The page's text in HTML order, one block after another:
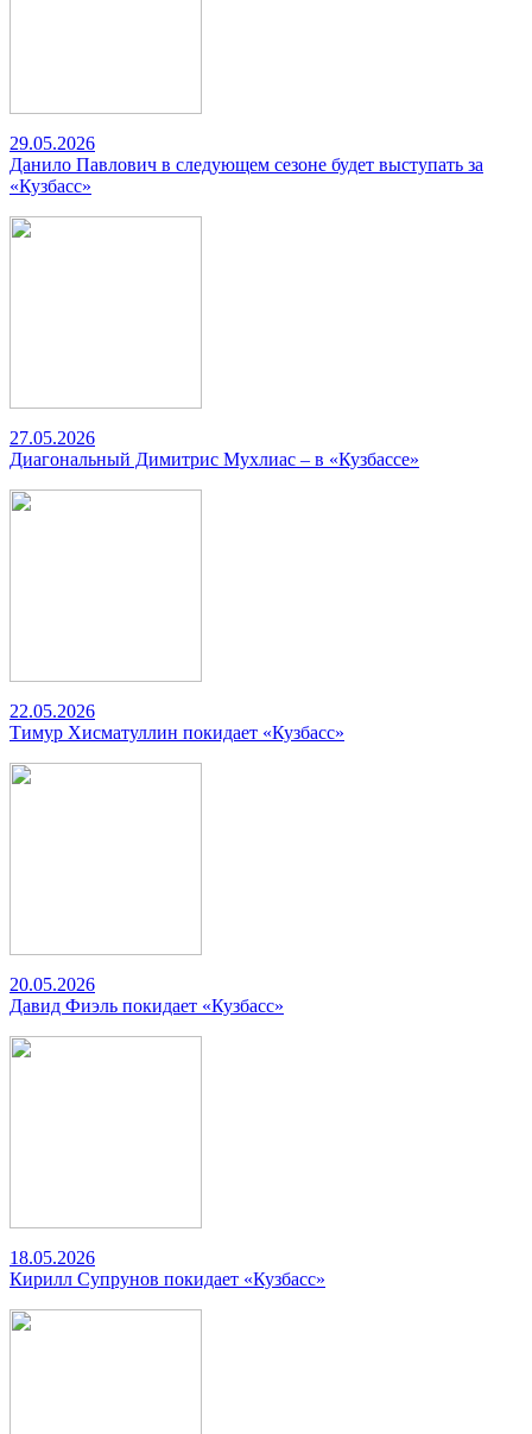
29.05.2026
Данило Павлович в следующем сезоне будет выступать за
«Кузбасс»
27.05.2026
Диагональный Димитрис Мухлиас – в «Кузбассе»
22.05.2026
Тимур Хисматуллин покидает «Кузбасс»
20.05.2026
Давид Фиэль покидает «Кузбасс»
18.05.2026
Кирилл Супрунов покидает «Кузбасс»